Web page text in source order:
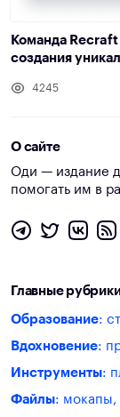
Команда
создания
4245
О сайте
Оди — издание
помогать им в
Главные
Образование:
Вдохновение:
Инструменты:
Файлы: мокапы,